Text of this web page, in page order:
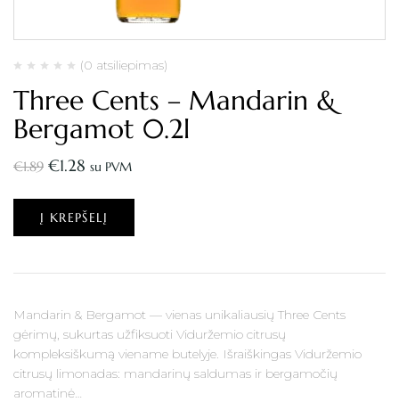
(0 atsiliepimas)
Three Cents – Mandarin &
Bergamot 0.2l
€1.89 €1.28 su PVM
Į KREPŠELĮ
Mandarin & Bergamot — vienas unikaliausių Three Cents
gėrimų, sukurtas užfiksuoti Viduržemio citrusų
kompleksiškumą viename butelyje. Išraiškingas Viduržemio
citrusų limonadas: mandarinų saldumas ir bergamočių
aromatinė…